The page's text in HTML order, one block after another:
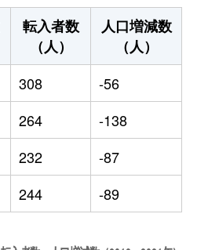
転入者数
（人）
人口増減数
（人）
308
-56
264
-138
232
-87
244 -89